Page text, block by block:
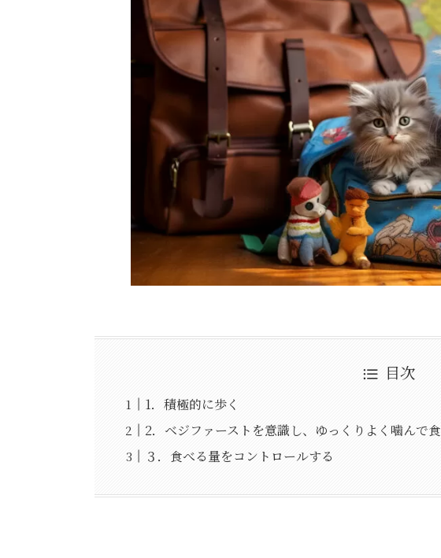
目次
1．積極的に歩く
2．ベジファーストを意識し、ゆっくりよく噛んで
３．食べる量をコントロールする